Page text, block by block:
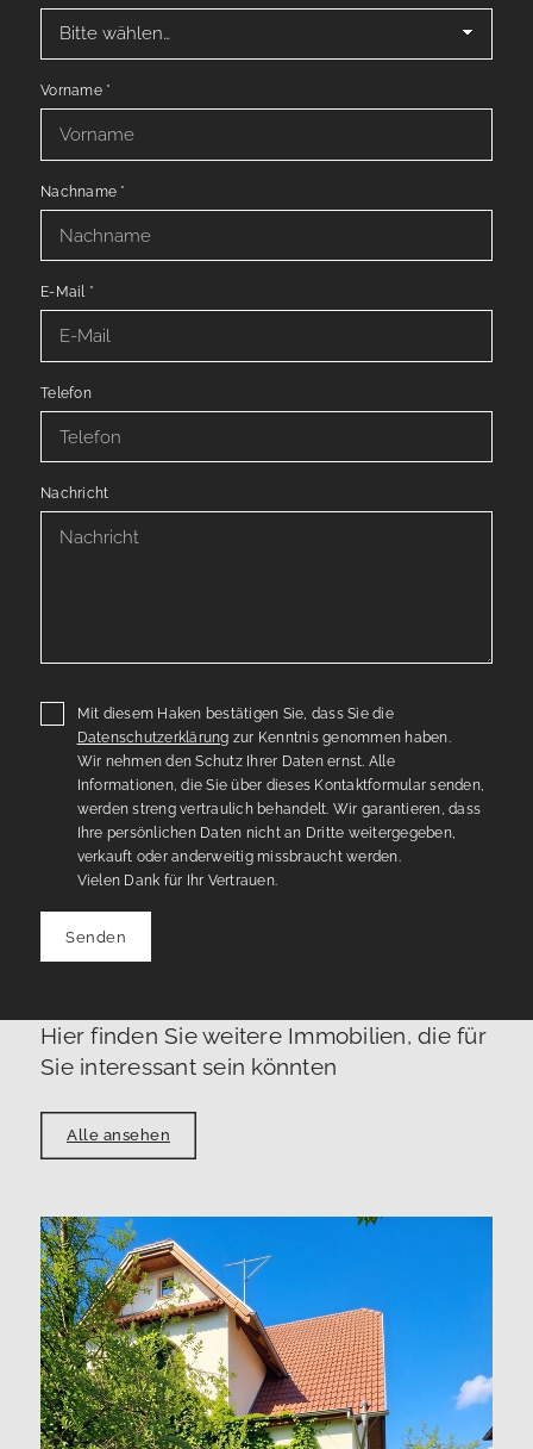
Vorname *
Nachname *
E-Mail *
Telefon
Nachricht
Mit diesem Haken bestätigen Sie, dass Sie die
Datenschutzerklärung zur Kenntnis genommen haben.
Wir nehmen den Schutz Ihrer Daten ernst. Alle
Informationen, die Sie über dieses Kontaktformular senden,
werden streng vertraulich behandelt. Wir garantieren, dass
Ihre persönlichen Daten nicht an Dritte weitergegeben,
verkauft oder anderweitig missbraucht werden.
Vielen Dank für Ihr Vertrauen.
Senden
Hier finden Sie weitere Immobilien, die für
Sie interessant sein könnten
Alle ansehen